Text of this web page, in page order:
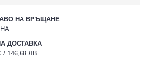
НА ВРЪЩАНЕ
ДОСТАВКА
/ 146,69 ЛВ.